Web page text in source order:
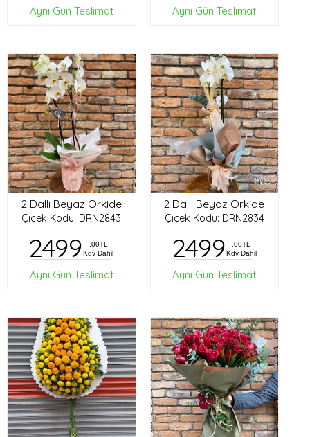
Aynı Gün Teslimat Aynı Gün Teslimat
2 Dallı Beyaz Orkide
Çiçek Kodu: DRN2843
2499
,00TL
Kdv Dahil
Aynı Gün Teslimat
2 Dallı Beyaz Orkide
Çiçek Kodu: DRN2834
2499
,00TL
Kdv Dahil
Aynı Gün Teslimat